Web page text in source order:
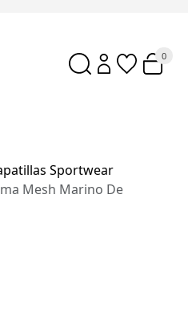
0
Sportwear
Mesh Marino De